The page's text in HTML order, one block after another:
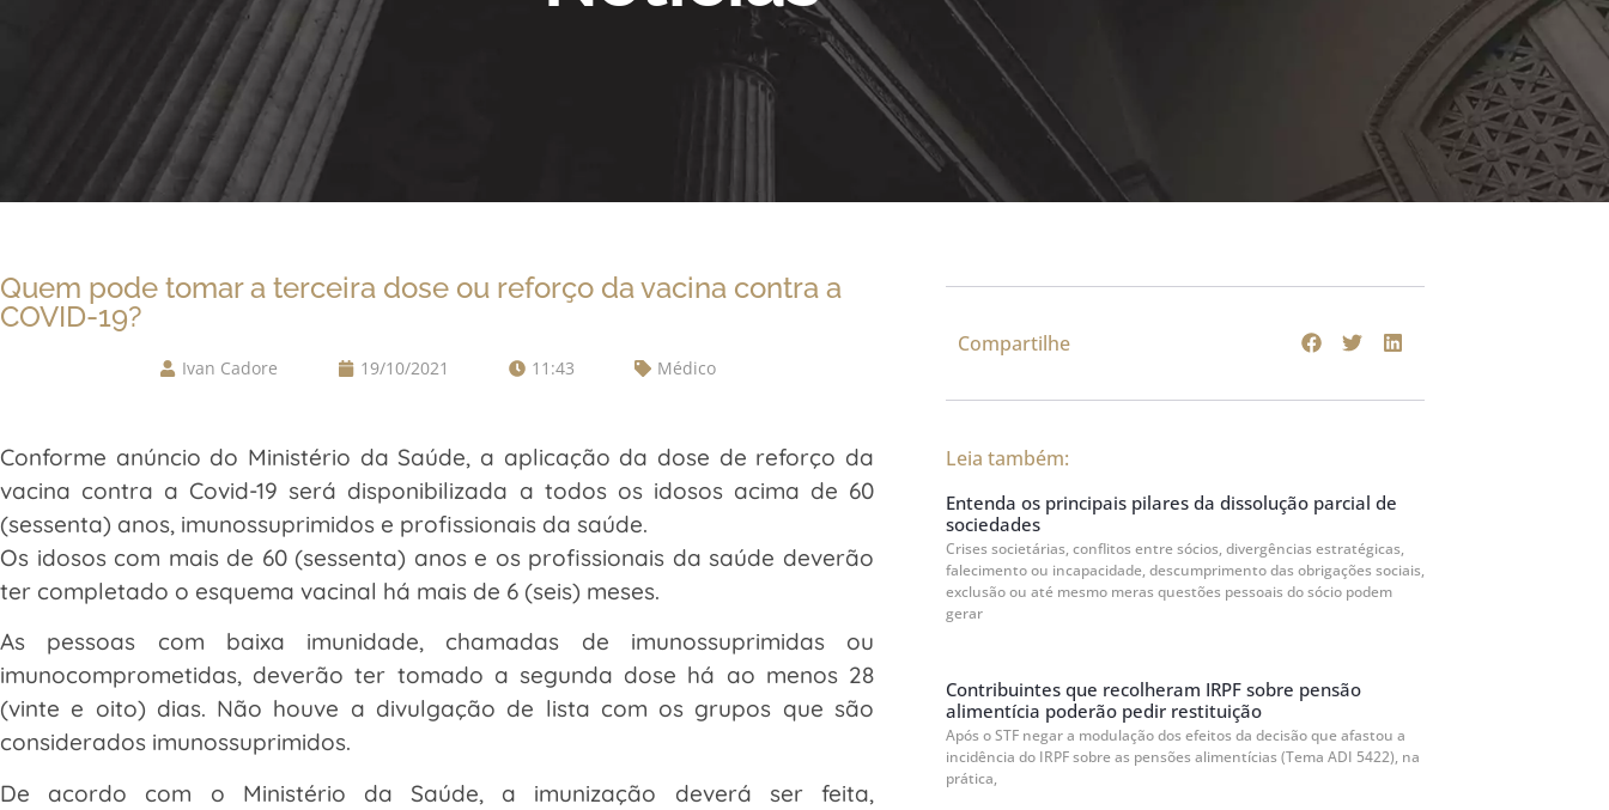
Quem pode tomar a terceira dose ou reforço da vacina contra a
COVID-19?
Ivan Cadore 19/10/2021 11:43 Médico
Conforme anúncio do Ministério da Saúde, a aplicação da dose de reforço da
vacina contra a Covid-19 será disponibilizada a todos os idosos acima de 60
(sessenta) anos, imunossuprimidos e profissionais da saúde.
Os idosos com mais de 60 (sessenta) anos e os profissionais da saúde deverão
ter completado o esquema vacinal há mais de 6 (seis) meses.
As pessoas com baixa imunidade, chamadas de imunossuprimidas ou
imunocomprometidas, deverão ter tomado a segunda dose há ao menos 28
(vinte e oito) dias. Não houve a divulgação de lista com os grupos que são
considerados imunossuprimidos.
De acordo com o Ministério da Saúde, a imunização deverá ser feita,
Compartilhe
Leia também:
Entenda os principais pilares da dissolução parcial de
sociedades
Crises societárias, conflitos entre sócios, divergências estratégicas,
falecimento ou incapacidade, descumprimento das obrigações sociais,
exclusão ou até mesmo meras questões pessoais do sócio podem
gerar
Contribuintes que recolheram IRPF sobre pensão
alimentícia poderão pedir restituição
Após o STF negar a modulação dos efeitos da decisão que afastou a
incidência do IRPF sobre as pensões alimentícias (Tema ADI 5422), na
prática,